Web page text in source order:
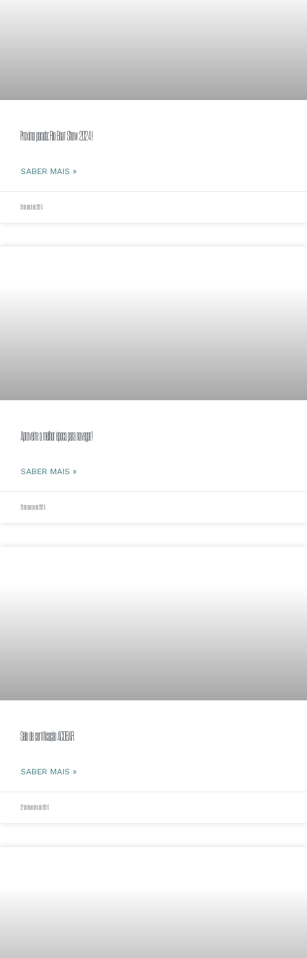
Próxima parada: Rio Boat Show 2024!
SABER MAIS »
19 de abril de 2024
Aproveite a melhor época para navegar!
SABER MAIS »
20 de março de 2024
Selo de certificação ACOBAR
SABER MAIS »
22 de fevereiro de 2024